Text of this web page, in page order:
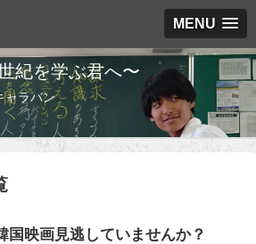
MENU
紀を学ぶ君へ〜
ャラバン
国映画見逃していませんか？